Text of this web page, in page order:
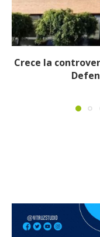
Abelardo de la